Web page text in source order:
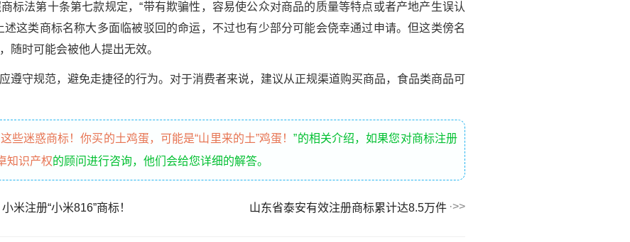
标法第十条第七款规定，“带有欺骗性，容易使公众对商品的质量等特点或者产地产生误认
述这类商标名称大多面临被驳回的命运，不过也有少部分可能会侥幸通过申请。但这类傍名
随时可能会被他人提出无效。
遵守规范，避免走捷径的行为。对于消费者来说，建议从正规渠道购买商品，食品类商品可
些迷惑商标！你买的土鸡蛋，可能是“山里来的土”鸡蛋！”的相关介绍，如果您对商标注册
知识产权的顾问进行咨询，他们会给您详细的解答。
米注册“小米816”商标！ 山东省泰安有效注册商标累计达8.5万件